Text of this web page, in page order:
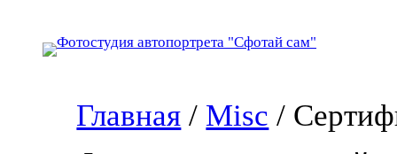
Главная / Misc /